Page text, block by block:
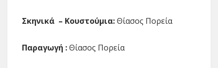
Σκηνικά – Κουστούμια:Θίασος Πορεία
Παραγωγή :Θίασος Πορεία